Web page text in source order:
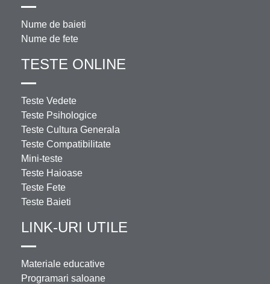
Nume de baieti
Nume de fete
TESTE ONLINE
Teste Vedete
Teste Psihologice
Teste Cultura Generala
Teste Compatibilitate
Mini-teste
Teste Haioase
Teste Fete
Teste Baieti
LINK-URI UTILE
Materiale educative
Programari saloane